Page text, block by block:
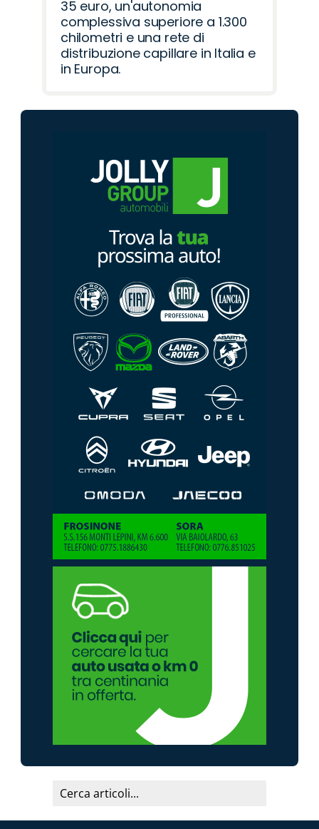
35 euro, un'autonomia
complessiva superiore a 1.300
chilometri e una rete di
distribuzione capillare in Italia e
in Europa.